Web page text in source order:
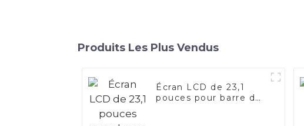
Produits Les Plus Vendus
Écran LCD de 23,1
pouces pour barre de